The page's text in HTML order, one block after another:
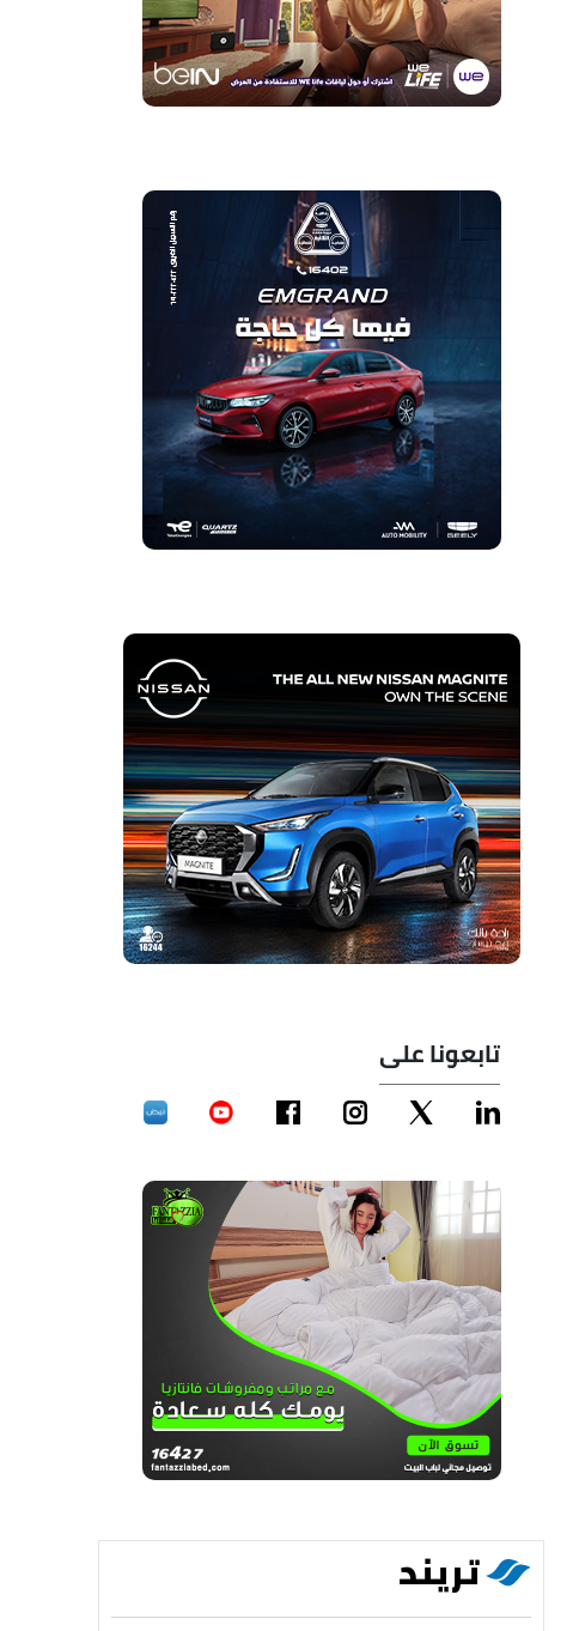
تابعونا على
تريند